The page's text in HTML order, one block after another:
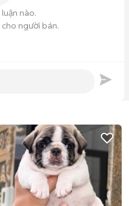
nào.
cho người bán.